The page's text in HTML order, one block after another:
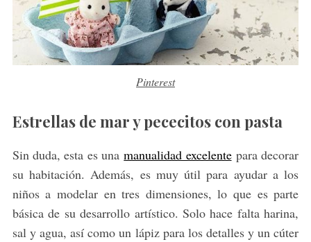
Pinterest
Estrellas de mar y pececitos con pasta
Sin duda, esta es unamanualidad excelentepara decorar
su habitación. Además, es muy útil para ayudar a los
niños a modelar en tres dimensiones, lo que es parte
básica de su desarrollo artístico. Solo hace falta harina,
sal y agua, así como un lápiz para los detalles y un cúter